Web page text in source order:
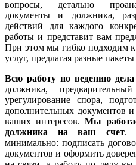
вопросы, детально
документы и должника,
действий для каждого
работы и представит вам
При этом мы гибко подходим
услуг, предлагая разные
Всю работу по ведению
должника,
урегулирование спора,
дополнительных документов и
ваших интересов.Мы
должника на ваш счет.
минимально: подписать
документов и оформить